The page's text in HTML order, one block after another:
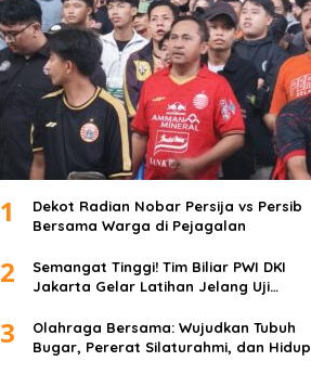
1
Dekot Radian Nobar Persija vs Persib
Bersama Warga di Pejagalan
2
Semangat Tinggi! Tim Biliar PWI DKI
Jakarta Gelar Latihan Jelang Uji
3
Olahraga Bersama: Wujudkan Tubuh
Bugar, Pererat Silaturahmi, dan Hidup